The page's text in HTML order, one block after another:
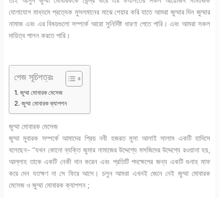
যোগাযোগ মাধ্যমে প্রত্যেক মুসলমানের মাঝে শেয়ার করি যাতে আমরা জুম্মার দিন জুম্মার
নামাজ এবং এর বিষয়গুলো সম্পর্কে আরো সুনির্দিষ্ট ধারণা পেতে পারি। এবং আমরা সকল
দায়িত্ব পালন করতে পারি।
পেজ সূচিপত্রঃ
জুম্মা মোবারক মেসেজ
জুম্মা মোবারক ক্যাপশন
জুম্মা মোবারক মেসেজ
জুম্মা মুবারক সম্পর্কে আমাদের প্রিয় নবী হজরত মুসা আলাই সালাম একটি হাদিসে
বলেছেন- “যখন কোনো ব্যক্তি জুমার নামাজের উদ্দেশ্যে মসজিদের উদ্দেশ্যে রওয়ানা হয়,
আল্লাহ তাকে একটি নেকী দান করেন এবং প্রতিটি পদক্ষেপের জন্য একটি গুনাহ মাফ
করে দেন যতক্ষণ না সে ফিরে আসে। চলুন আমরা এখনই জেনে নেই জুম্মা মোবারক
মেসেজ ও জুম্মা মোবারক ক্যাপশন ;